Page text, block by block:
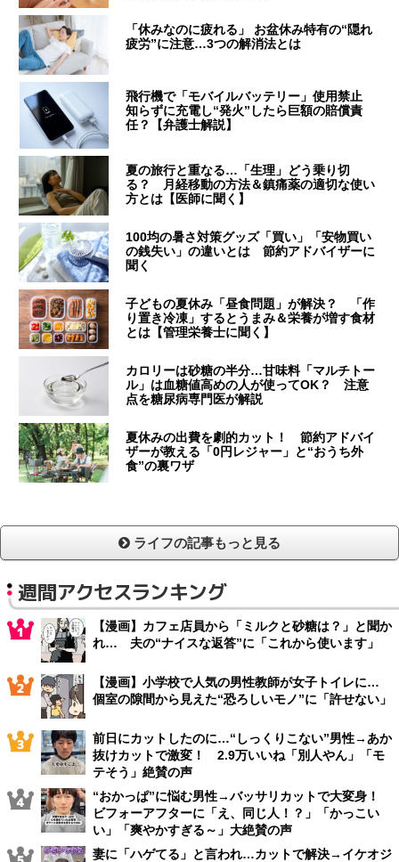
「休みなのに疲れる」 お盆休み特有の“隠れ
疲労”に注意…3つの解消法とは
飛行機で「モバイルバッテリー」使用禁止
知らずに充電し“発火”したら巨額の賠償責
任？【弁護士解説】
夏の旅行と重なる…「生理」どう乗り切
る？ 月経移動の方法＆鎮痛薬の適切な使い
方とは【医師に聞く】
100均の暑さ対策グッズ「買い」「安物買い
の銭失い」の違いとは 節約アドバイザーに
聞く
子どもの夏休み「昼食問題」が解決？ 「作
り置き冷凍」するとうまみ＆栄養が増す食材
とは【管理栄養士に聞く】
カロリーは砂糖の半分…甘味料「マルチトー
ル」は血糖値高めの人が使ってOK？ 注意
点を糖尿病専門医が解説
夏休みの出費を劇的カット！ 節約アドバイ
ザーが教える「0円レジャー」と“おうち外
食”の裏ワザ
ライフの記事もっと見る
週間アクセスランキング
【漫画】カフェ店員から「ミルクと砂糖は？」と聞か
れ… 夫の“ナイスな返答”に「これから使います」
【漫画】小学校で人気の男性教師が女子トイレに…
個室の隙間から見えた“恐ろしいモノ”に「許せない」
前日にカットしたのに…“しっくりこない”男性→あか
抜けカットで激変！ 2.9万いいね「別人やん」「モ
テそう」絶賛の声
“おかっぱ”に悩む男性→バッサリカットで大変身！
ビフォーアフターに「え、同じ人！？」「かっこい
い」「爽やかすぎる～」大絶賛の声
妻に「ハゲてる」と言われ…カットで解決→イケオジ